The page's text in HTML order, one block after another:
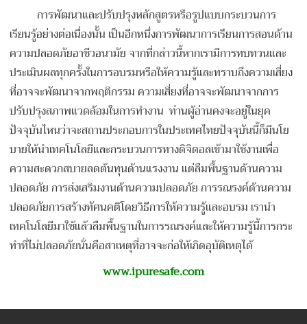
การพัฒนาและปรับปรุงหลักสูตรหรือรูปแบบกระบวนการ
เรียนรู้อย่างต่อเนื่องนั้น เป็นอีกหนึ่งการพัฒนาการเรียนการสอนด้าน
ความปลอดภัยอาชีวอนามัย จากที่กล่าวนี้หากเรามีการทบทวนและ
ประเมินผลทุกครั้งในการอบรมหรือให้ความรู้และทราบถึงความเสี่ยง
ที่อาจจะพัฒนาจากพฤติกรรม ความเสี่ยงที่อาจจะพัฒนาจากการ
ปรับปรุงสภาพแวดล้อมในการทำงาน ท่านผู้อ่านคงจะอยู่ในยุค
ปัจจุบันไหนว่าจะสถานประกอบการในประเทศไทยปัจจุบันนี้ก็มีนโย
บายให้นำเทคโนโลยีและกระบวนการทางดิจิตอลเข้ามาใช้งานเพื่อ
ความสะดวกสบายลดต้นทุนด้านแรงงาน แต่ลืมพื้นฐานด้านความ
ปลอดภัย การส่งเสริมงานด้านความปลอดภัย การรณรงค์ด้านความ
ปลอดภัยการสร้างทัศนคติโดยวิธีการให้ความรู้และอบรม เรานำ
เทคโนโลยีมาใช้แล้วลืมพื้นฐานในการรณรงค์และให้ความรู้นี้การกระ
ทำที่ไม่ปลอดภัยนั่นคือสาเหตุที่อาจจะก่อให้เกิดอุบัติเหตุได้
www.ipuresafe.com